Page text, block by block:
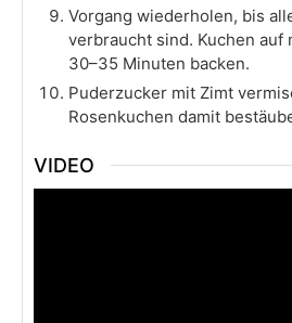
Vorgang wiederholen, bis
verbraucht sind. Kuchen auf
30–35 Minuten backen.
Puderzucker mit Zimt
Rosenkuchen damit
VIDEO